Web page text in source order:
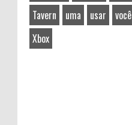
Tavern
uma usar você
Xbox